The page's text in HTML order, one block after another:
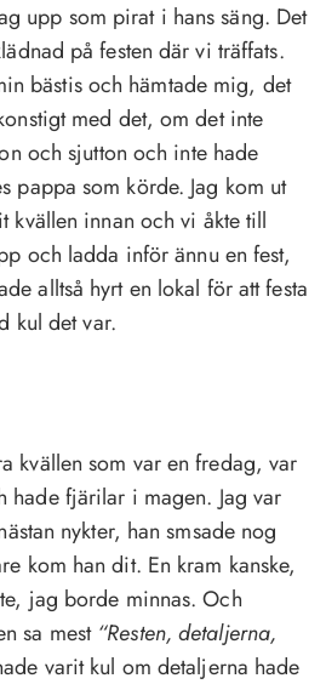
upp som pirat i hans säng. Det
på festen där vi träffats.
bästis och hämtade mig, det
med det, om det inte
och sjutton och inte hade
pappa som körde. Jag kom ut
kvällen innan och vi åkte till
och ladda inför ännu en fest,
alltså hyrt en lokal för att festa
kul det var.
kvällen som var en fredag, var
hade fjärilar i magen. Jag var
nykter, han smsade nog
kom han dit. En kram kanske,
jag borde minnas. Och
sa mest “Resten, detaljerna,
varit kul om detaljerna hade